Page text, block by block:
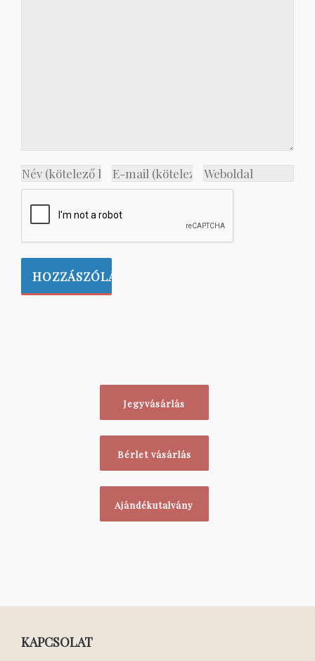
Jegyvásárlás
Bérlet vásárlás
Ajándékutalvány
KAPCSOLAT